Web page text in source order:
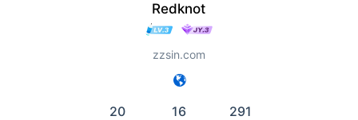
Redknot
zzsin.com
20 16 291